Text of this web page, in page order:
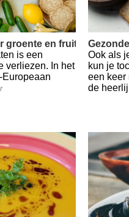
groente en fruit
is een
verliezen. In het
Ook als
kun je
een keer
de